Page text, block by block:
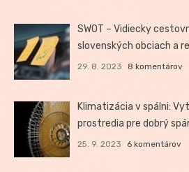
SWOT – Vidiecky
slovenských obciach a
29. 8. 2023 8 komentárov
Klimatizácia v spálni:
prostredia pre dobrý
25. 9. 2023 6 komentárov